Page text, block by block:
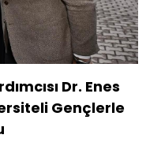
Dr. Enes
Gençlerle